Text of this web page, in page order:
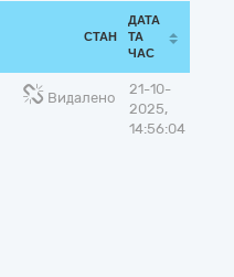
СТАН
ДАТА
ТА
ЧАС
Видалено
21-10-
2025,
14:56:04